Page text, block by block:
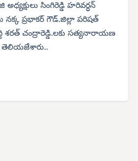
సింగిరెడ్డి హరివర్ధన్
నక్క ప్రభాకర్ గౌడ్.జిల్లా పరిషత్
చంద్రారెడ్డి.లకు సత్యనారాయణ
తెలియజేశారు..